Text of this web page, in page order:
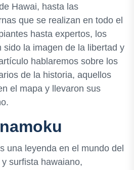
Hawai, hasta las
que se realizan en todo el
hasta expertos, los
sido la imagen de la libertad y
hablaremos sobre los
de la historia, aquellos
el mapa y llevaron sus
una leyenda en el mundo del
surfista hawaiano,